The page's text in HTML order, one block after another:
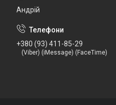
Андрій
+380 (93) 411-85-29
(Viber) (iMessage) (FaceTime)